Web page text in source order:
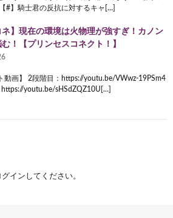
#】騎士君の反抗に対するキャ[…]
ネ】現在の環境は火物理が強すぎ！カノン
！【プリンセスコネクト！】
動画】 2段階目：https://youtu.be/VWwz-19PSm4
youtu.be/sHSdZQZ10U[…]
グイン してください。